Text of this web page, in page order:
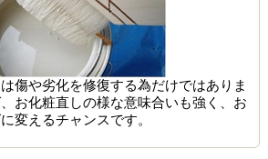
傷や劣化を修復する為だけではありま
お化粧直しの様な意味合いも強く、お
変えるチャンスです。